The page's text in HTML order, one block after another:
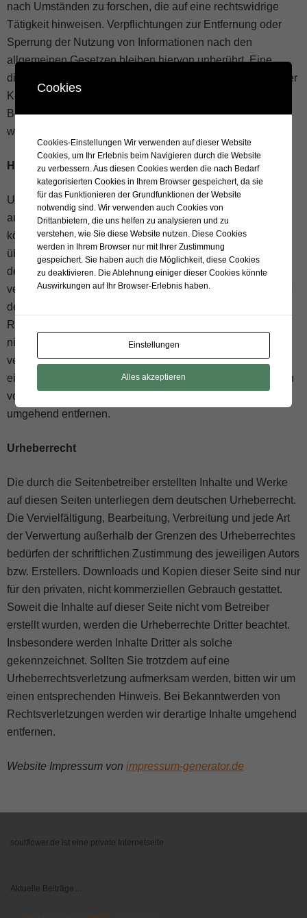
nach Umständen zu forschen, die auf eine rechtswidrige
Tätigkeit hinweisen. Verpflichtungen zur Entfernung oder
Sperrung der Nutzung von Informationen nach den
allgemeinen Gesetzen bleiben hiervon unberührt. Eine
diesbezügliche Haftung ist jedoch erst ab dem Zeitpunkt der
Kenntnis einer konkreten Rechtsverletzung möglich. Bei
Bekanntwerden von entsprechenden Rechtsverletzungen
werden wir diese Inhalte umgehend entfernen.
Haftung für Links
Unser Angebot enthält Links zu externen Webseiten Dritter,
auf deren Inhalte wir keinen Einfluss haben. Deshalb
können wir für diese fremden Inhalte auch keine Gewähr
übernehmen. Für die Inhalte der verlinkten Seiten ist stets
der jeweilige Anbieter oder Betreiber der Seiten
verantwortlich. Die verlinkten Seiten wurden zum Zeitpunkt
der Verlinkung auf mögliche Rechtsverstöße überprüft.
Rechtswidrige Inhalte waren zum Zeitpunkt der Verlinkung
nicht erkennbar. Eine permanente inhaltliche Kontrolle der
verlinkten Seiten ist jedoch ohne konkrete Anhaltspunkte
einer Rechtsverletzung nicht zumutbar. Bei Bekanntwerden
von Rechtsverletzungen werden wir derartige Links
umgehend entfernen.
Urheberrecht
Die durch die Seitenbetreiber erstellten Inhalte und Werke
auf diesen Seiten unterliegen dem deutschen Urheberrecht.
Die Vervielfältigung, Bearbeitung, Verbreitung und jede Art
der Verwertung außerhalb der Grenzen des Urheberrechtes
bedürfen der schriftlichen Zustimmung des jeweiligen Autors
bzw. Erstellers. Downloads und Kopien dieser Seite sind nur
für den privaten, nicht kommerziellen Gebrauch gestattet.
Soweit die Inhalte auf dieser Seite nicht vom Betreiber
erstellt wurden, werden die Urheberrechte Dritter beachtet.
Insbesondere werden Inhalte Dritter als solche
gekennzeichnet. Sollten Sie trotzdem auf eine
Urheberrechtsverletzung aufmerksam werden, bitten wir um
einen entsprechenden Hinweis. Bei Bekanntwerden von
Rechtsverletzungen werden wir derartige Inhalte umgehend
entfernen.
Website Impressum von impressum-generator.de
soulflower.de ist eine private Internetseite
Aktuelle Beiträge…
Cookies
Cookies-Einstellungen Wir verwenden auf dieser Website
Cookies, um Ihr Erlebnis beim Navigieren durch die Website
zu verbessern. Aus diesen Cookies werden die nach Bedarf
kategorisierten Cookies in Ihrem Browser gespeichert, da sie
für das Funktionieren der Grundfunktionen der Website
notwendig sind. Wir verwenden auch Cookies von
Drittanbietern, die uns helfen zu analysieren und zu
verstehen, wie Sie diese Website nutzen. Diese Cookies
werden in Ihrem Browser nur mit Ihrer Zustimmung
gespeichert. Sie haben auch die Möglichkeit, diese Cookies
zu deaktivieren. Die Ablehnung einiger dieser Cookies könnte
Auswirkungen auf Ihr Browser-Erlebnis haben.
Einstellungen
Alles akzeptieren